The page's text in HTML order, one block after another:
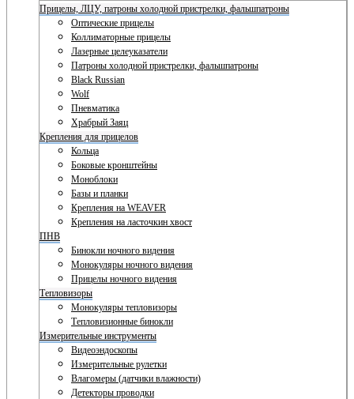
Прицелы, ЛЦУ, патроны холодной пристрелки, фальшпатроны
Оптические прицелы
Коллиматорные прицелы
Лазерные целеуказатели
Патроны холодной пристрелки, фальшпатроны
Black Russian
Wolf
Пневматика
Храбрый Заяц
Крепления для прицелов
Кольца
Боковые кронштейны
Моноблоки
Базы и планки
Крепления на WEAVER
Крепления на ласточкин хвост
ПНВ
Бинокли ночного видения
Монокуляры ночного видения
Прицелы ночного видения
Тепловизоры
Монокуляры тепловизоры
Тепловизионные бинокли
Измерительные инструменты
Видеоэндоскопы
Измерительные рулетки
Влагомеры (датчики влажности)
Детекторы проводки